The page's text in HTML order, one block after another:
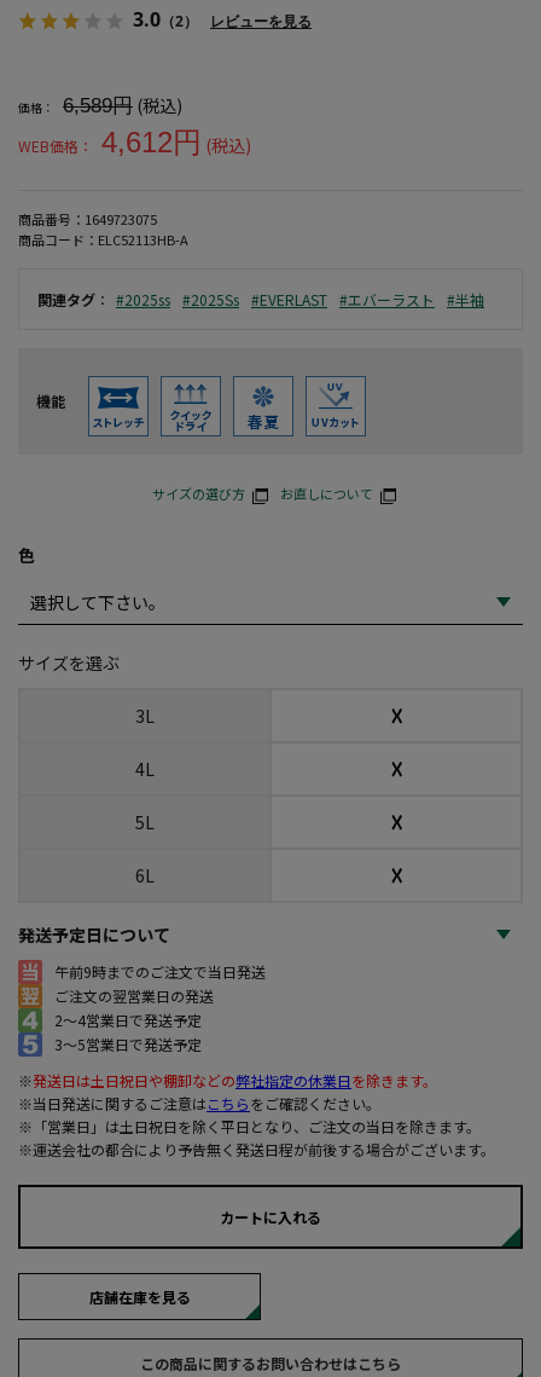
3.0 （2） レビューを見る
価格： 6,589円 (税込)
WEB価格： 4,612円 (税込)
商品番号： 1649723075
商品コード： ELC52113HB-A
関連タグ ： #2025ss #2025Ss #EVERLAST #エバーラスト #半袖
機能
サイズの選び方 お直しについて
色
サイズを選ぶ
3L ☓
4L ☓
5L ☓
6L ☓
発送予定日について
午前9時までのご注文で当日発送
ご注文の翌営業日の発送
2～4営業日で発送予定
3～5営業日で発送予定
※発送日は土日祝日や棚卸などの弊社指定の休業日を除きます。
※当日発送に関するご注意はこちらをご確認ください。
※「営業日」は土日祝日を除く平日となり、ご注文の当日を除きます。
※運送会社の都合により予告無く発送日程が前後する場合がございます。
カートに入れる
店舗在庫を見る
この商品に関するお問い合わせはこちら